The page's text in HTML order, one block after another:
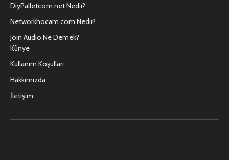
DiyPalletcom.net Nedir?
Networkhocam.com Nedir?
Join Audio Ne Demek?
Künye
Kullanım Koşulları
Hakkımızda
İletişim